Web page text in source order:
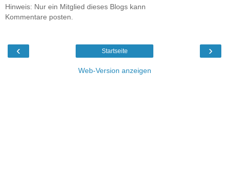
Hinweis: Nur ein Mitglied dieses Blogs kann
Kommentare posten.
‹ ›
Startseite
Web-Version anzeigen